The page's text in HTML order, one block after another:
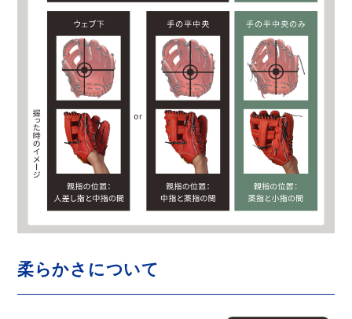
柔らかさについて